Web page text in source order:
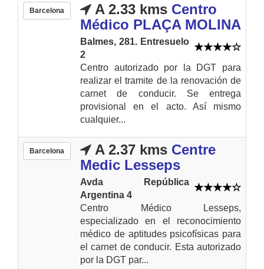
Barcelona A 2.33 kms Centro
Médico PLAÇA MOLINA
Balmes, 281. Entresuelo
2
Centro autorizado por la DGT para
realizar el tramite de la renovación de
carnet de conducir. Se entrega
provisional en el acto. Así mismo
cualquier...
Barcelona A 2.37 kms Centre
Medic Lesseps
Avda República
Argentina 4
Centro Médico Lesseps,
especializado en el reconocimiento
médico de aptitudes psicofísicas para
el carnet de conducir. Esta autorizado
por la DGT par...